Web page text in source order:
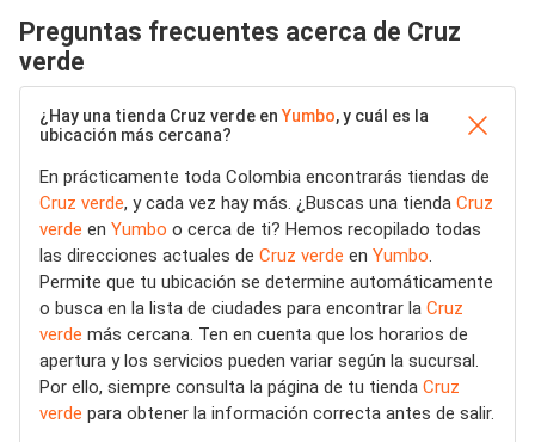
Preguntas frecuentes acerca de Cruz
verde
¿Hay una tienda Cruz verde enYumbo, y cuál es la
ubicación más cercana?
En prácticamente toda Colombia encontrarás tiendas de
Cruz verde, y cada vez hay más. ¿Buscas una tienda Cruz
verde en Yumbo o cerca de ti? Hemos recopilado todas
las direcciones actuales de Cruz verde en Yumbo.
Permite que tu ubicación se determine automáticamente
o busca en la lista de ciudades para encontrar la Cruz
verde más cercana. Ten en cuenta que los horarios de
apertura y los servicios pueden variar según la sucursal.
Por ello, siempre consulta la página de tu tienda Cruz
verde para obtener la información correcta antes de salir.